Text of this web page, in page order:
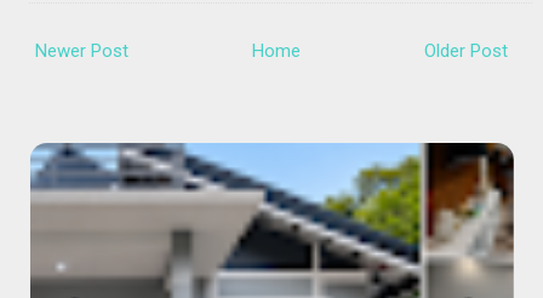
Newer Post Older Post
Home